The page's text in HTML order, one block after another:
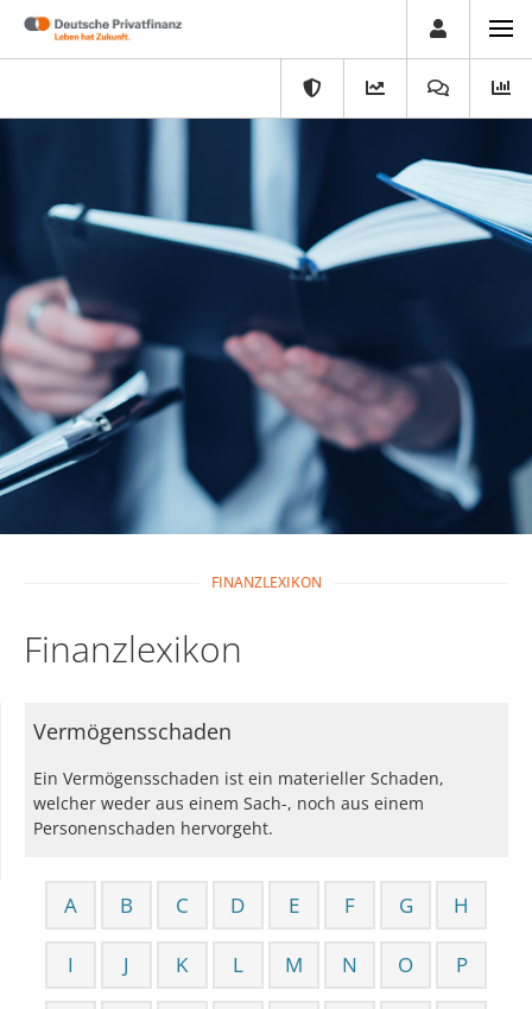
FINANZLEXIKON
Finanzlexikon
A B C D E F G H
I J K L M N O P
Vermögensschaden
Ein Vermögensschaden ist ein materieller Schaden,
welcher weder aus einem Sach-, noch aus einem
Personenschaden hervorgeht.